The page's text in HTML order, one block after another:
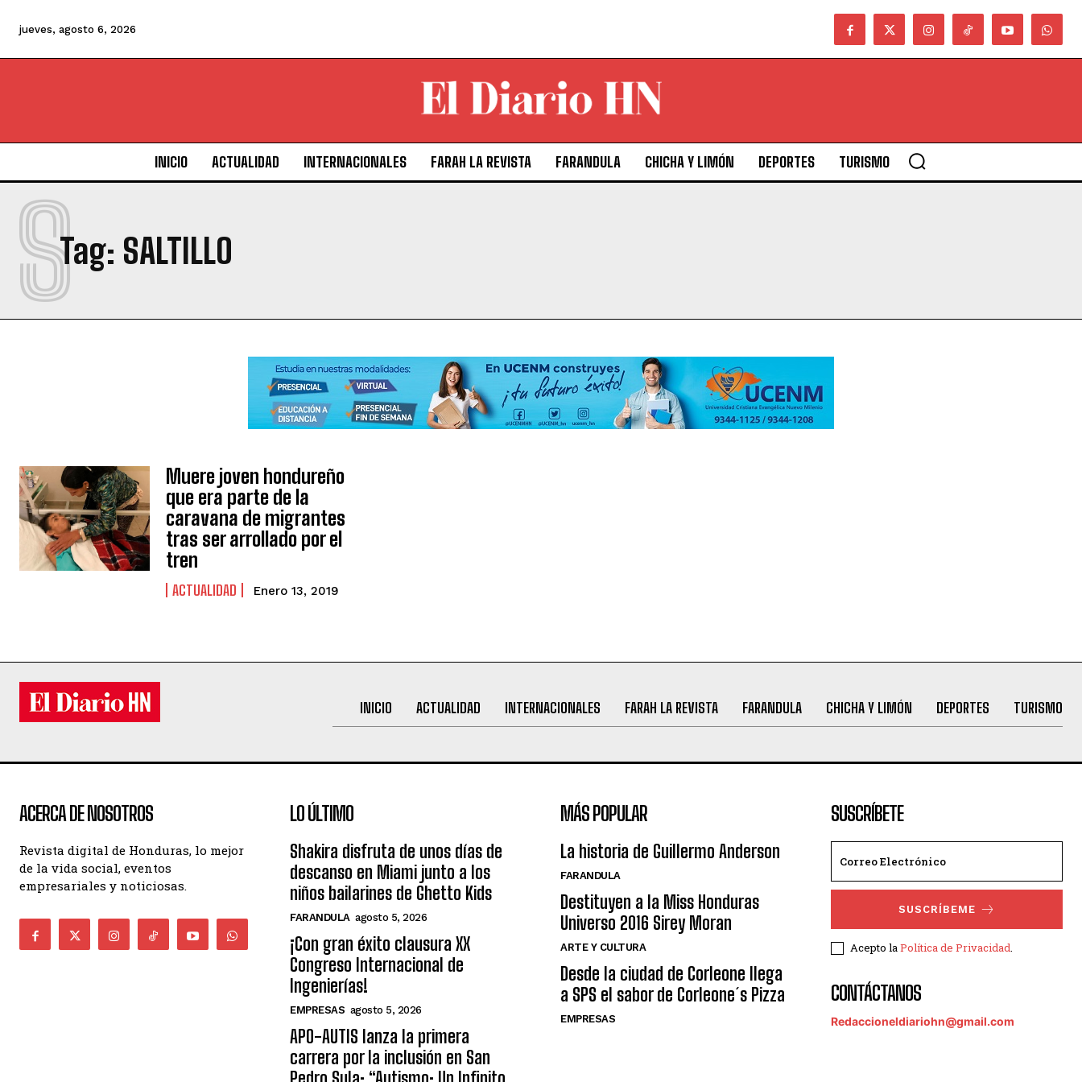
jueves, agosto 6, 2026
INICIO ACTUALIDAD INTERNACIONALES FARAH LA REVISTA FARANDULA CHICHA Y LIMÓN DEPORTES TURISMO
Tag: SALTILLO
S
Muere joven hondureño
que era parte de la
caravana de migrantes
tras ser arrollado por el
tren
ACTUALIDAD Enero 13, 2019
INICIO ACTUALIDAD INTERNACIONALES FARAH LA REVISTA FARANDULA CHICHA Y LIMÓN DEPORTES TURISMO
ACERCA DE NOSOTROS
Revista digital de Honduras, lo mejor
de la vida social, eventos
empresariales y noticiosas.
LO ÚLTIMO
Shakira disfruta de unos días de
descanso en Miami junto a los
niños bailarines de Ghetto Kids
FARANDULA agosto 5, 2026
¡Con gran éxito clausura XX
Congreso Internacional de
Ingenierías!
EMPRESAS agosto 5, 2026
APO-AUTIS lanza la primera
carrera por la inclusión en San
MÁS POPULAR
La historia de Guillermo Anderson
FARANDULA
Destituyen a la Miss Honduras
Universo 2016 Sirey Moran
ARTE Y CULTURA
Desde la ciudad de Corleone llega
a SPS el sabor de Corleone´s Pizza
EMPRESAS
SUSCRÍBETE
SUSCRÍBEME
Acepto laPolítica de Privacidad.
CONTÁCTANOS
Redaccioneldiariohn@gmail.com